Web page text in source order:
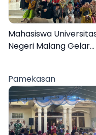
Mahasiswa
Negeri Malang Gelar
Pamekasan